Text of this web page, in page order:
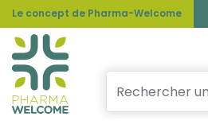
Le concept de Pharma-Welcome